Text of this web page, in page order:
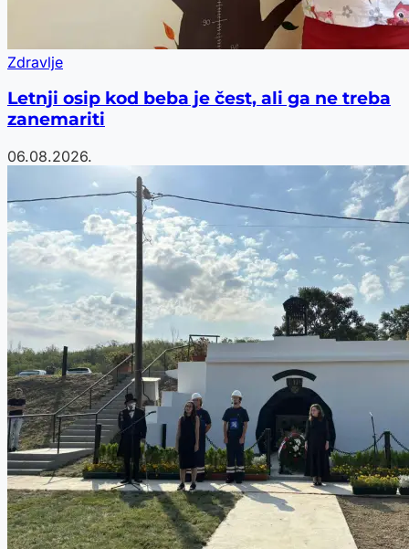
Zdravlje
Letnji osip kod beba je čest, ali ga ne treba
zanemariti
06.08.2026.